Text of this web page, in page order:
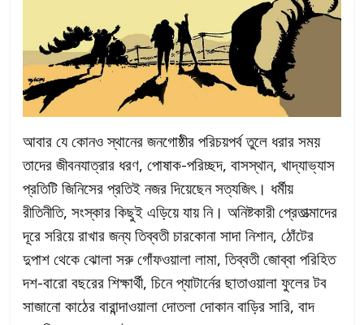
আবার যে কোনও স্থানের জনগোষ্ঠীর পরিচয়পর্ব তুলে ধরার সময়
তাদের জীবনযাত্রার ধরণ, পোষাক-পরিচ্ছদ, বাসস্থান, খাদ্যাভ্যাস
প্রতিটি জিনিসের প্রতিই নজর দিয়েছেন সত্যজিৎ। ধর্মীয়
রীতিনীতি, সংস্কার কিছুই এড়িয়ে যায় নি। অনিষ্টকারী প্রেতাত্মাদের
দূরে সরিয়ে রাখার জন্য তিব্বতী চারকোনা সাদা নিশান, ঠোঁটের
দুপাশ থেকে ঝোলা সরু গোঁফওয়ালা লামা, তিব্বতী জোব্বা পরিহিত
দশ-বারো বছরের শিক্ষার্থী, চিনে প্যাটার্নের ছাতাওয়ালা ফুলের টব
সাজানো কাঠের বারান্দাওয়ালা দোতলা দোকান বাড়ির সারি, বাদ